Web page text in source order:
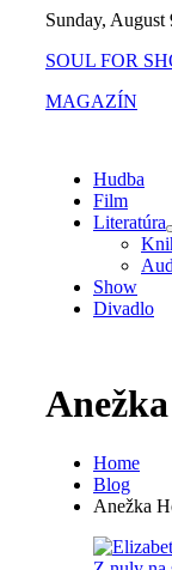
content
Sunday, August
SOUL FOR
MAGAZÍN
Hudba
Film
Literatúra
Show
Divadlo
Home
Blog
Anežka